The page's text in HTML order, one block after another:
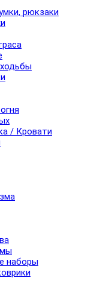
рюкзаки
/ Кровати
наборы